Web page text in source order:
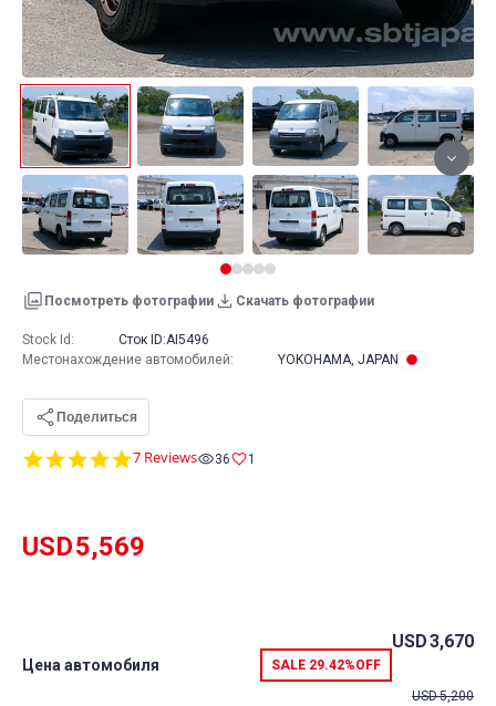
Посмотреть фотографии Скачать фотографии
4.9
7 Reviews 36 1
USD5,569
Цена автомобиля SALE 29.42%OFF
USD3,670
USD5,200
Stock Id: Сток ID:AI5496
Местонахождение автомобилей: YOKOHAMA, JAPAN
Поделиться